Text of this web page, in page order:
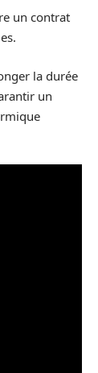
un contrat
la durée
un